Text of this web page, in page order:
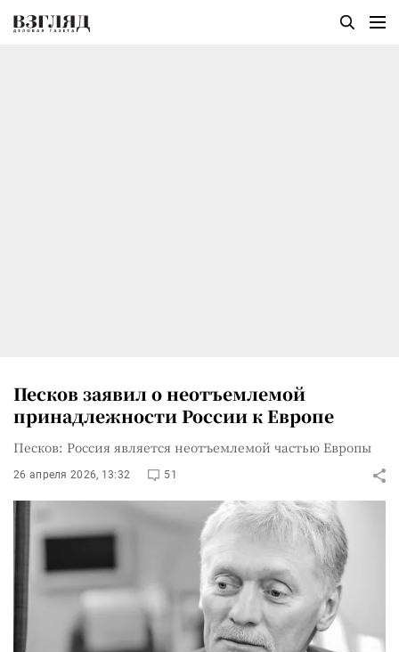
Песков заявил о неотъемлемой
принадлежности России к Европе
Песков: Россия является неотъемлемой частью Европы
26 апреля 2026, 13:32 51